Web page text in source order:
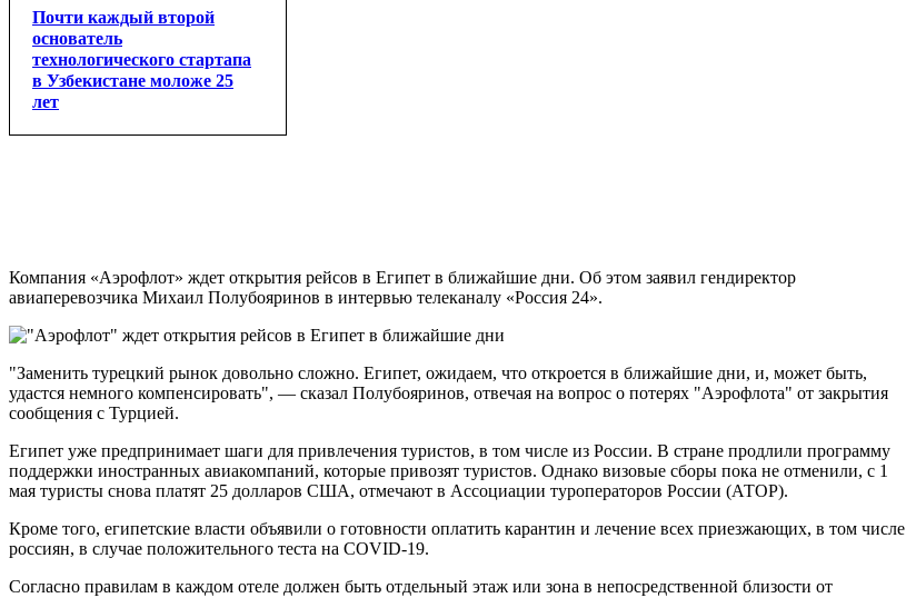
Почти каждый второй
основатель
технологического стартапа
в Узбекистане моложе 25
лет
Компания «Аэрофлот» ждет открытия рейсов в Египет в ближайшие дни. Об этом заявил гендиректор
авиаперевозчика Михаил Полубояринов в интервью телеканалу «Россия 24».
"Заменить турецкий рынок довольно сложно. Египет, ожидаем, что откроется в ближайшие дни, и, может быть,
удастся немного компенсировать", — сказал Полубояринов, отвечая на вопрос о потерях "Аэрофлота" от закрытия
сообщения с Турцией.
Египет уже предпринимает шаги для привлечения туристов, в том числе из России. В стране продлили программу
поддержки иностранных авиакомпаний, которые привозят туристов. Однако визовые сборы пока не отменили, с 1
мая туристы снова платят 25 долларов США, отмечают в Ассоциации туроператоров России (АТОР).
Кроме того, египетские власти объявили о готовности оплатить карантин и лечение всех приезжающих, в том числе
россиян, в случае положительного теста на COVID-19.
Согласно правилам в каждом отеле должен быть отдельный этаж или зона в непосредственной близости от